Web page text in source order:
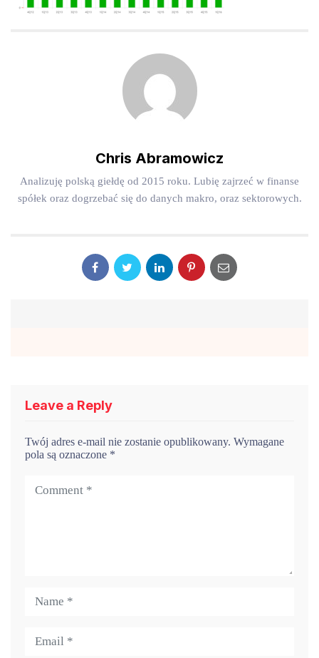
Chris Abramowicz
Analizuję polską giełdę od 2015 roku. Lubię zajrzeć w finanse
spółek oraz dogrzebać się do danych makro, oraz sektorowych.
Leave a Reply
Twój adres e-mail nie zostanie opublikowany. Wymagane
pola są oznaczone *